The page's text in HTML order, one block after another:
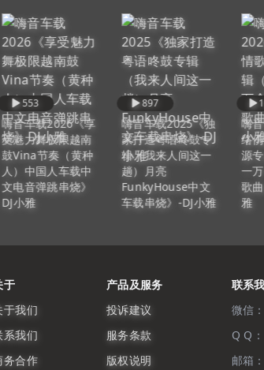
553
嗨音车载2026《享
受魅力舞极限越南
鼓Vina节奏（黄种
人）中国人车载中
文电音弹跳串烧》
DJ小雅
897
嗨音车载2025《独
家打造粤语咚鼓专
辑（我来人间这一
趟）月亮
FunkyHouse中文
车载串烧》-DJ小雅
嗨
络
源
一
歌
雅
于
于我们
系我们
务合作
产品及服务
投诉建议
服务条款
版权说明
联系
微信：
Q Q：
邮箱：